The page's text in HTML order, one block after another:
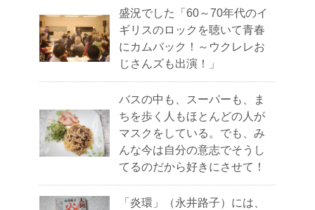
盛況でした「60～70年代のイ
ギリスのロックを聴いて青春
にカムバック！～ウクレレお
じさんズも出演！」
バスの中も、スーパーも、ま
ちを歩く人もほとんどの人が
マスクをしている。でも、み
んな今は自分の意志でそうし
てるのだから好きにさせて！
「炎環」（永井路子）には、